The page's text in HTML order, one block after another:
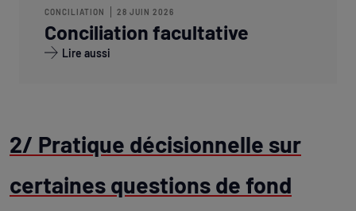
CONCILIATION 28 JUIN 2026
Conciliation facultative
Lire aussi
2/ Pratique décisionnelle sur
certaines questions de fond